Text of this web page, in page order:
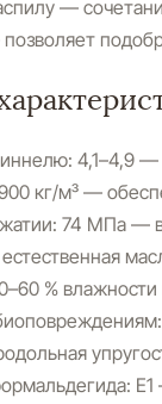
—
4,1–4,9 —
кг/м³ —
74 МПа —
естественная
% влажности
Е1